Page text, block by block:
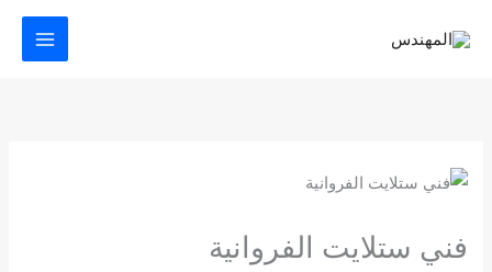
إلى
فني ستلايت الفروانية